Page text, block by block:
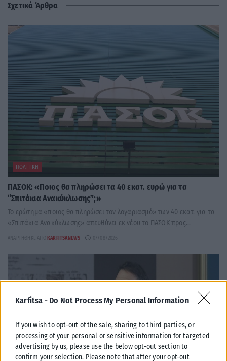
Karfitsa - Do Not Process My Personal Information
If you wish to opt-out of the sale, sharing to third parties, or
processing of your personal or sensitive information for targeted
advertising by us, please use the below opt-out section to
confirm your selection. Please note that after your opt-out
Σχετικά Άρθρα
ΠΟΛΙΤΙΚΉ
ΠΑΣΟΚ: «Ποιος θα πληρώσει τα 40 εκατ. ευρώ για τα
“Σπιτάκια Ανακύκλωσης”;»
Το ερώτημα «ποιος θα πληρώσει τον λογαριασμό» των 40 εκατ. για τα
«Σπιτάκια Ανακύκλωσης» απευθύνει εκ νέου το ΠΑΣΟΚ προς...
ΑΝΑΡΤΉΘΗΚΕ ΑΠΌ KARFITSANEWS